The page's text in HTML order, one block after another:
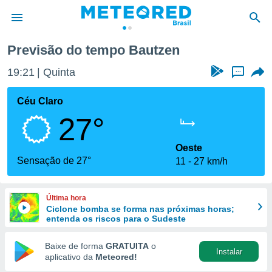
da
fornecidas
a este
das
e
forma
digital
Previsão do tempo Bautzen
19:21 Quinta ...
Céu Claro
27°
Sensação de 27°
Oeste
11
27 km/h
Última hora
Ciclone bomba se forma nas próximas horas;
entenda os riscos para o Sudeste
Baixe de forma GRATUITA o
aplicativo da Meteored!
Instalar